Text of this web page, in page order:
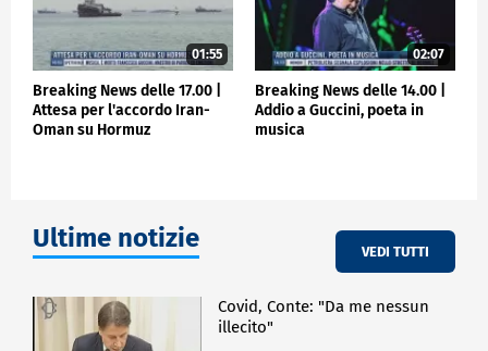
01:55
Breaking News delle 17.00 |
Attesa per l'accordo Iran-
Oman su Hormuz
02:07
Breaking News delle 14.00 |
Addio a Guccini, poeta in
musica
Ultime notizie VEDI TUTTI
Covid, Conte: "Da me nessun
illecito"